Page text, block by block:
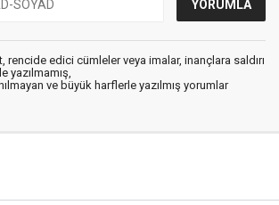
rencide edici cümleler veya imalar, inançlara saldırı
yazılmamış,
ve büyük harflerle yazılmış yorumlar